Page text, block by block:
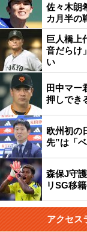
佐々木朗
カ月半の
巨人橋上
音だらけ
い
田中マー
押しでき
欧州初の
先”は「
森保J守
リSG移
アクセス